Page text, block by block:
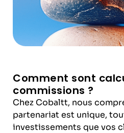
Comment sont
commissions ?
Chez Cobaltt, nous
partenariat est unique,
investissements que vos